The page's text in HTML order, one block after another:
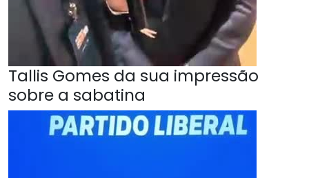
Tallis Gomes da sua impressão
sobre a sabatina